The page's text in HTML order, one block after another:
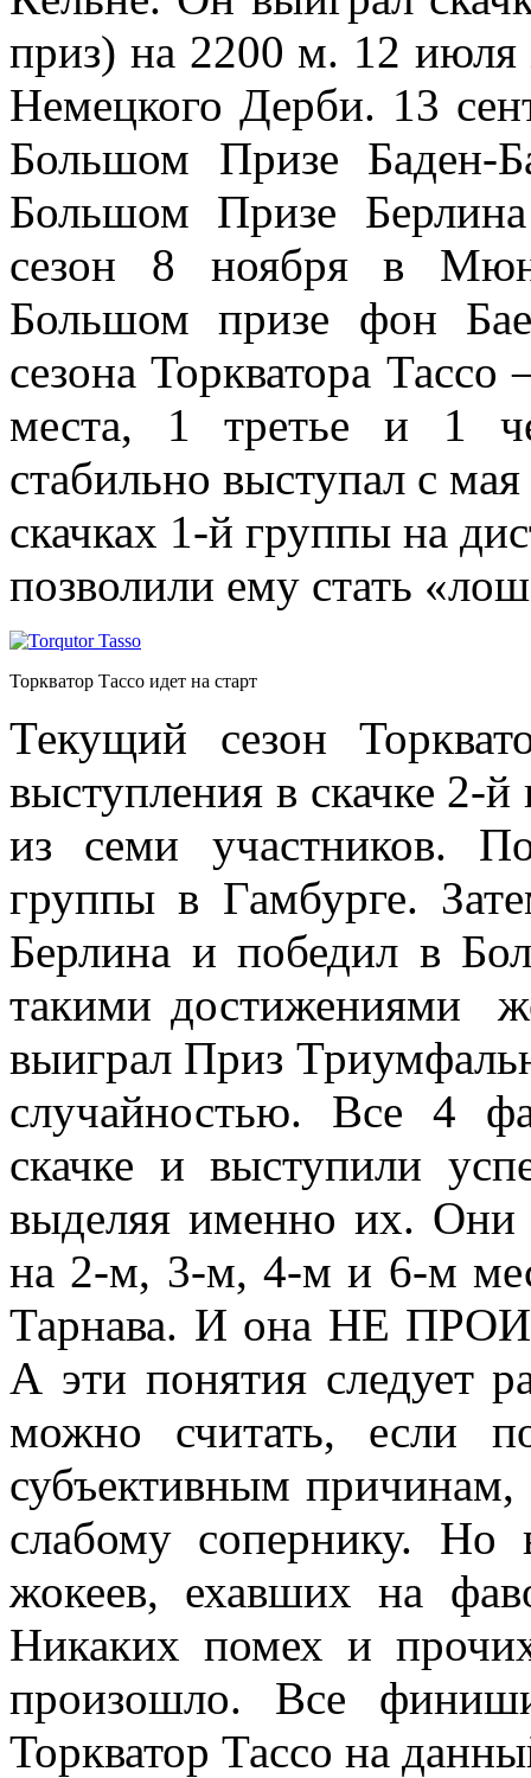
приз) на 2200 м. 12 июля
Немецкого Дерби. 13
Большом Призе Баден-
Большом Призе
сезон 8 ноября в
Большом призе фон
сезона Торкватора
места, 1 третье и 1
стабильно выступал с
скачках 1-й группы на
позволили ему стать
Торкватор Тассо идет на старт
Текущий сезон
выступления в скачке
из семи участников.
группы в Гамбурге.
Берлина и победил в
такими достижениями
выиграл Приз
случайностью. Все 4
скачке и выступили
выделяя именно их. Они
на 2-м, 3-м, 4-м и 6-м
Тарнава. И она НЕ
А эти понятия следует
можно считать, если
субъективным
слабому сопернику.
жокеев, ехавших на
Никаких помех и
произошло. Все
Торкватор Тассо на